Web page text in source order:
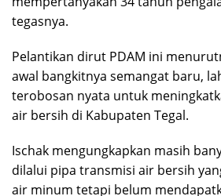
tegasnya.
Pelantikan dirut PDAM ini
awal bangkitnya semangat baru,
terobosan nyata untuk
air bersih di Kabupaten Tegal.
Ischak mengungkapkan masih
dilalui pipa transmisi air bersih
air minum tetapi belum